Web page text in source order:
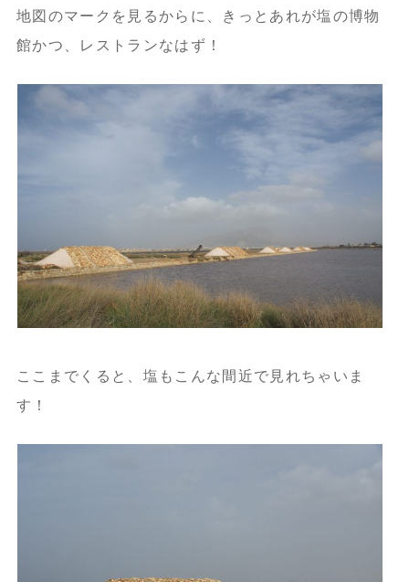
地図のマークを見るからに、きっとあれが塩の博物
館かつ、レストランなはず！
ここまでくると、塩もこんな間近で見れちゃいま
す！